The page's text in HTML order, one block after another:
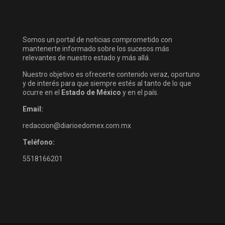
Somos un portal de noticias comprometido con
mantenerte informado sobre los sucesos más
relevantes de nuestro estado y más allá.
Nuestro objetivo es ofrecerte contenido veraz, oportuno
y de interés para que siempre estés al tanto de lo que
ocurre en el
Estado de México y en el país.
Email:
redaccion@diarioedomex.com.mx
Teléfono:
5518166201